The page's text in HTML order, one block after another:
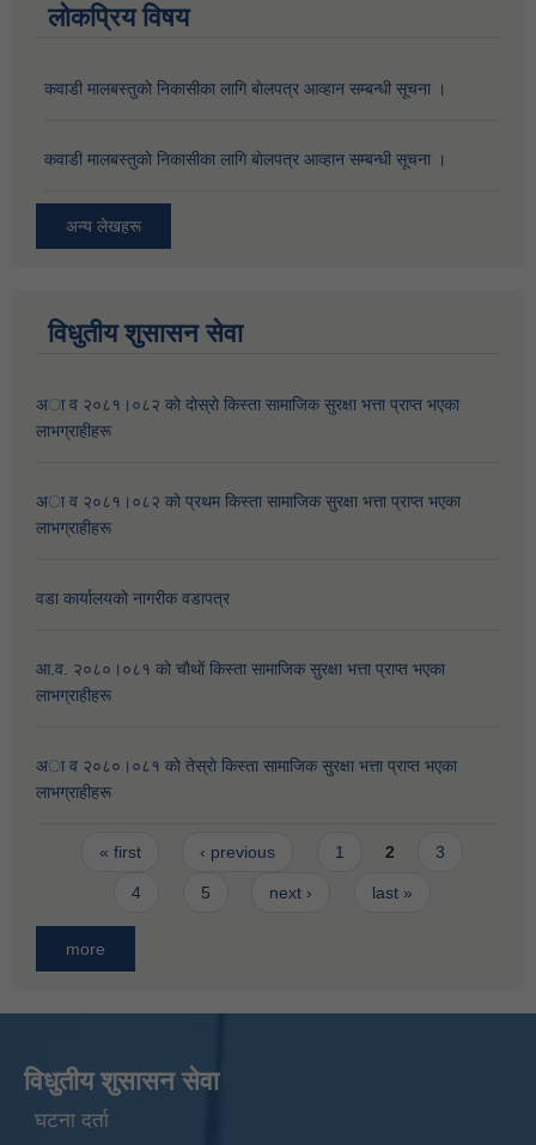
लोकप्रिय विषय
कवाडी मालबस्तुकाे निकासीका लागि बाेलपत्र आव्हान सम्बन्धी सूचना ।
कवाडी मालबस्तुकाे निकासीका लागि बाेलपत्र आव्हान सम्बन्धी सूचना ।
अन्य लेखहरू
विधुतीय शुसासन सेवा
अा व २०८१।०८२ काे दाेस्राे किस्ता सामाजिक सुरक्षा भत्ता प्राप्त भएका
लाभग्राहीहरू
अा व २०८१।०८२ काे प्रथम किस्ता सामाजिक सुरक्षा भत्ता प्राप्त भएका
लाभग्राहीहरू
वडा कार्यालयकाे नागरीक वडापत्र
आ.व. २०८०।०८१ काे चाैथाें किस्ता सामाजिक सुरक्षा भत्ता प्राप्त भएका
लाभग्राहीहरू
अा व २०८०।०८१ काे तेस्राे किस्ता सामाजिक सुरक्षा भत्ता प्राप्त भएका
लाभग्राहीहरू
Pages
« first ‹ previous 1 2 3
4 5 next › last »
more
विधुतीय शुसासन सेवा
घटना दर्ता